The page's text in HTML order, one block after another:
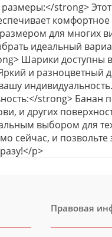
strong> Этот
для многих
идеальный
Шарики доступны
и разноцветный
strong> Банан
и других
выбором для
сейчас, и
p>
Правовая